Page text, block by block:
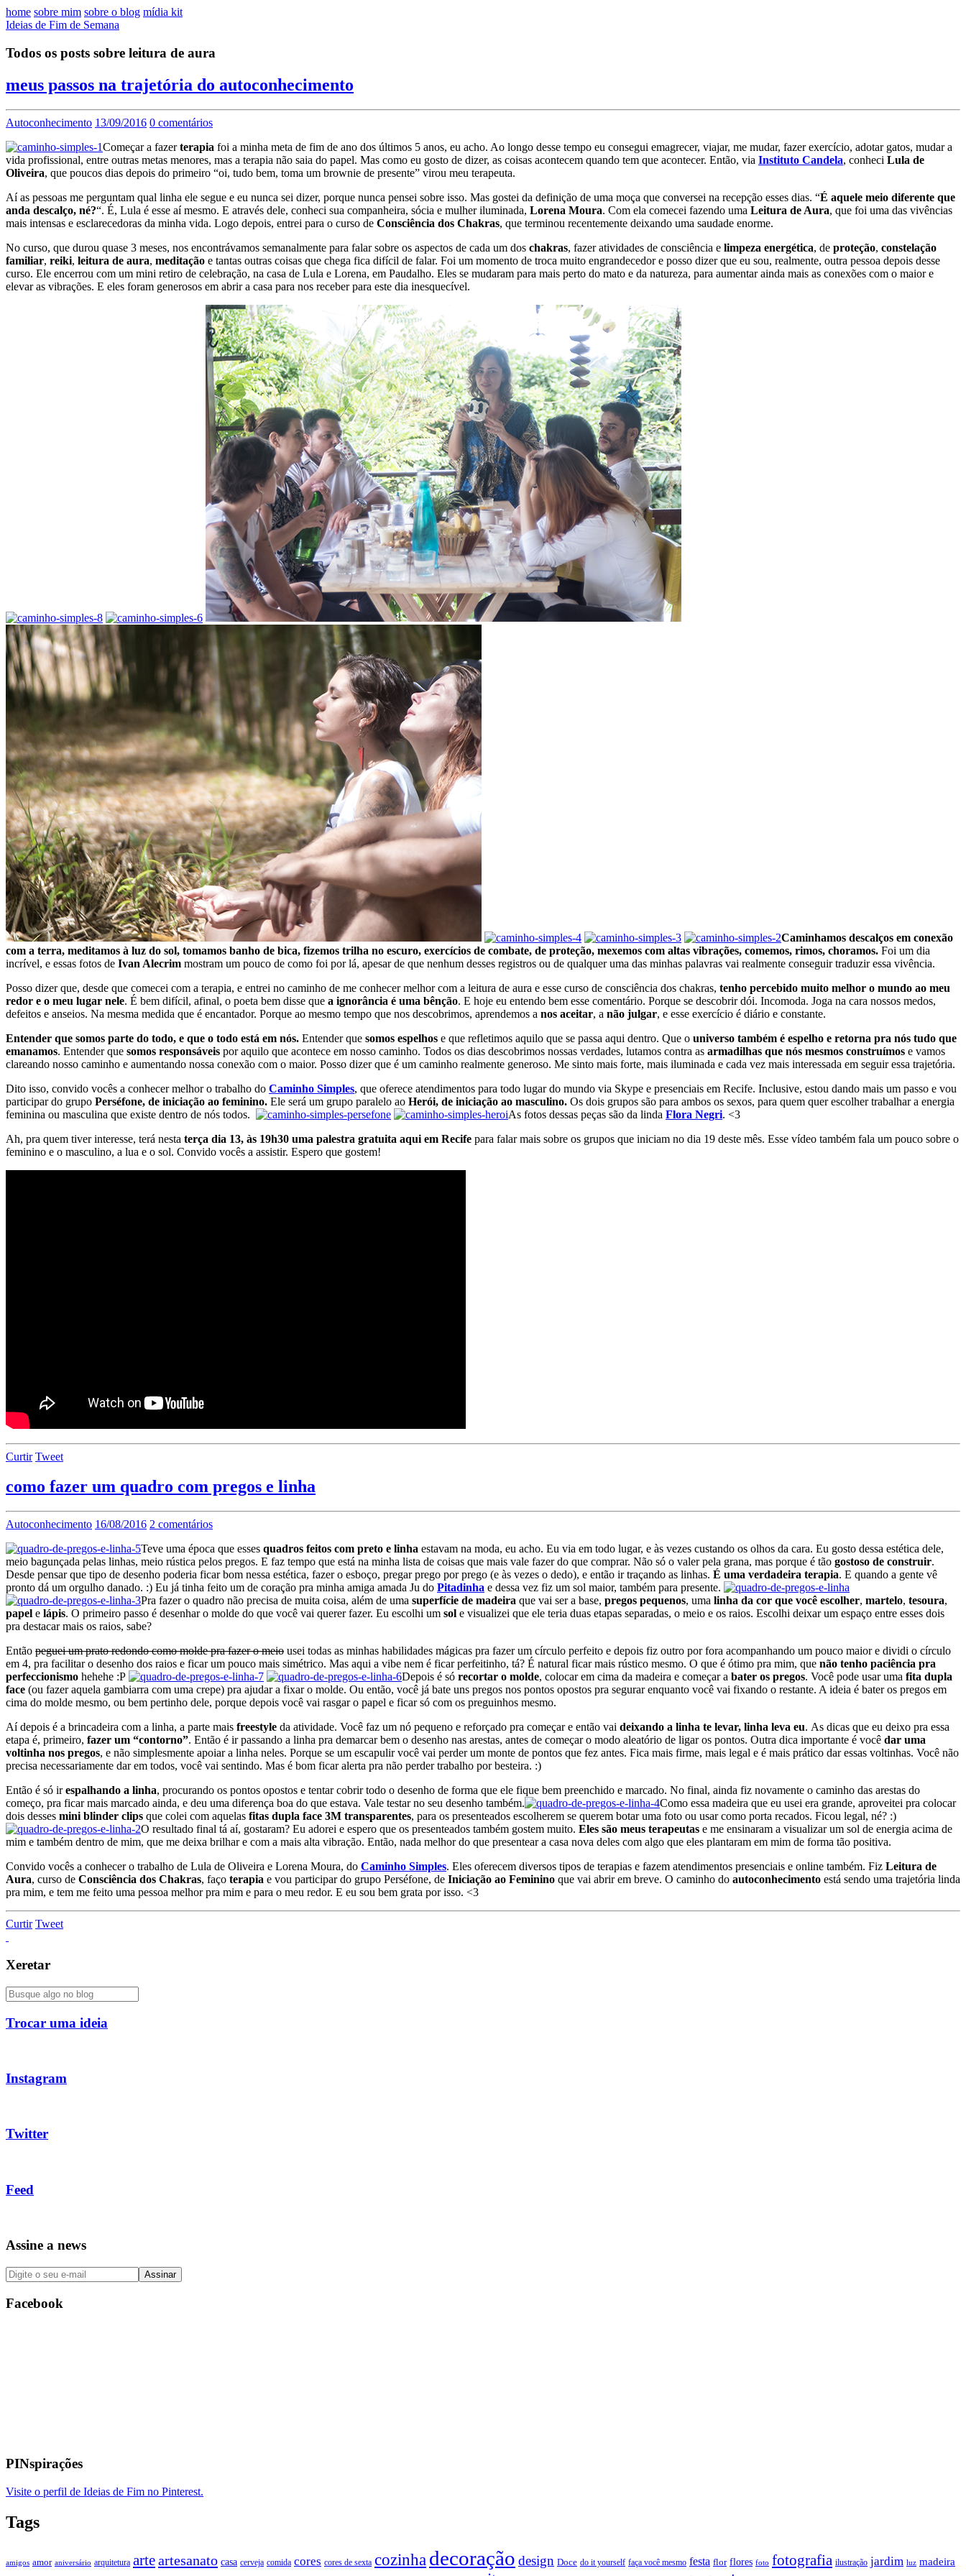
home sobre mim sobre o blog mídia kit
Ideias de Fim de Semana
Todos os posts sobre leitura de aura
meus passos na trajetória do autoconhecimento
Autoconhecimento 13/09/2016 0 comentários
Começar a fazerterapia foi a minha meta de fim de ano dos últimos 5 anos, eu acho. Ao longo desse tempo eu consegui emagrecer, viajar, me mudar, fazer exercício, adotar gatos, mudar a
vida profissional, entre outras metas menores, mas a terapia não saia do papel. Mas como eu gosto de dizer, as coisas acontecem quando tem que acontecer. Então, via Instituto Candela, conheci Lula de
Oliveira, que poucos dias depois do primeiro “oi, tudo bem, toma um brownie de presente” virou meu terapeuta.
Aí as pessoas me perguntam qual linha ele segue e eu nunca sei dizer, porque nunca pensei sobre isso. Mas gostei da definição de uma moça que conversei na recepção esses dias. “É aquele meio diferente que
anda descalço, né?“. É, Lula é esse aí mesmo. E através dele, conheci sua companheira, sócia e mulher iluminada, Lorena Moura. Com ela comecei fazendo uma Leitura de Aura, que foi uma das vivências
mais intensas e esclarecedoras da minha vida. Logo depois, entrei para o curso de Consciência dos Chakras, que terminou recentemente deixando uma saudade enorme.
No curso, que durou quase 3 meses, nos encontrávamos semanalmente para falar sobre os aspectos de cada um dos chakras, fazer atividades de consciência e limpeza energética, de proteção, constelação
familiar, reiki, leitura de aura, meditação e tantas outras coisas que chega fica difícil de falar. Foi um momento de troca muito engrandecedor e posso dizer que eu sou, realmente, outra pessoa depois desse
curso. Ele encerrou com um mini retiro de celebração, na casa de Lula e Lorena, em Paudalho. Eles se mudaram para mais perto do mato e da natureza, para aumentar ainda mais as conexões com o maior e
elevar as vibrações. E eles foram generosos em abrir a casa para nos receber para este dia inesquecível.
Caminhamos descalços em conexão
com a terra, meditamos à luz do sol, tomamos banho de bica, fizemos trilha no escuro, exercícios de combate, de proteção, mexemos com altas vibrações, comemos, rimos, choramos. Foi um dia
incrível, e essas fotos de Ivan Alecrim mostram um pouco de como foi por lá, apesar de que nenhum desses registros ou de qualquer uma das minhas palavras vai realmente conseguir traduzir essa vivência.
Posso dizer que, desde que comecei com a terapia, e entrei no caminho de me conhecer melhor com a leitura de aura e esse curso de consciência dos chakras, tenho percebido muito melhor o mundo ao meu
redor e o meu lugar nele. É bem difícil, afinal, o poeta bem disse que a ignorância é uma bênção. E hoje eu entendo bem esse comentário. Porque se descobrir dói. Incomoda. Joga na cara nossos medos,
defeitos e anseios. Na mesma medida que é encantador. Porque ao mesmo tempo que nos descobrimos, aprendemos a nos aceitar, a não julgar, e esse exercício é diário e constante.
Entender que somos parte do todo, e que o todo está em nós. Entender que somos espelhos e que refletimos aquilo que se passa aqui dentro. Que o universo também é espelho e retorna pra nós tudo que
emanamos. Entender que somos responsáveis por aquilo que acontece em nosso caminho. Todos os dias descobrimos nossas verdades, lutamos contra as armadilhas que nós mesmos construímos e vamos
clareando nosso caminho e aumentando nossa conexão com o maior. Posso dizer que é um caminho realmente generoso. Me sinto mais forte, mais iluminada e cada vez mais interessada em seguir essa trajetória.
Dito isso, convido vocês a conhecer melhor o trabalho do Caminho Simples, que oferece atendimentos para todo lugar do mundo via Skype e presenciais em Recife. Inclusive, estou dando mais um passo e vou
participar do grupo Perséfone, de iniciação ao feminino. Ele será um grupo paralelo ao Herói, de iniciação ao masculino. Os dois grupos são para ambos os sexos, para quem quer escolher trabalhar a energia
feminina ou masculina que existe dentro de nós todos.
As fotos dessas peças são da linda Flora Negri. <3
Ah, pra quem tiver interesse, terá nesta terça dia 13, às 19h30 uma palestra gratuita aqui em Recife para falar mais sobre os grupos que iniciam no dia 19 deste mês. Esse vídeo também fala um pouco sobre o
feminino e o masculino, a lua e o sol. Convido vocês a assistir. Espero que gostem!
Curtir Tweet
como fazer um quadro com pregos e linha
Autoconhecimento 16/08/2016 2 comentários
Teve uma época que esses quadros feitos com preto e linha estavam na moda, eu acho. Eu via em todo lugar, e às vezes custando os olhos da cara. Eu gosto dessa estética dele,
meio bagunçada pelas linhas, meio rústica pelos pregos. E faz tempo que está na minha lista de coisas que mais vale fazer do que comprar. Não só o valer pela grana, mas porque é tão gostoso de construir.
Desde pensar que tipo de desenho poderia ficar bom nessa estética, fazer o esboço, pregar prego por prego (e às vezes o dedo), e então ir traçando as linhas. É uma verdadeira terapia. E quando a gente vê
pronto dá um orgulho danado. :) Eu já tinha feito um de coração pra minha amiga amada Ju do Pitadinha e dessa vez fiz um sol maior, também para presente.
Pra fazer o quadro não precisa de muita coisa, além de uma superfície de madeira que vai ser a base, pregos pequenos, uma linha da cor que você escolher, martelo, tesoura,
papel e lápis. O primeiro passo é desenhar o molde do que você vai querer fazer. Eu escolhi um sol e visualizei que ele teria duas etapas separadas, o meio e os raios. Escolhi deixar um espaço entre esses dois
pra destacar mais os raios, sabe?
Então peguei um prato redondo como molde pra fazer o meio usei todas as minhas habilidades mágicas pra fazer um círculo perfeito e depois fiz outro por fora acompanhando um pouco maior e dividi o círculo
em 4, pra facilitar o desenho dos raios e ficar um pouco mais simétrico. Mas aqui a vibe nem é ficar perfeitinho, tá? É natural ficar mais rústico mesmo. O que é ótimo pra mim, que não tenho paciência pra
perfeccionismo hehehe :P Depois é só recortar o molde, colocar em cima da madeira e começar a bater os pregos. Você pode usar uma fita dupla
face (ou fazer aquela gambiarra com uma crepe) pra ajudar a fixar o molde. Ou então, você já bate uns pregos nos pontos opostos pra segurar enquanto você vai fixando o restante. A ideia é bater os pregos em
cima do molde mesmo, ou bem pertinho dele, porque depois você vai rasgar o papel e ficar só com os preguinhos mesmo.
Aí depois é a brincadeira com a linha, a parte mais freestyle da atividade. Você faz um nó pequeno e reforçado pra começar e então vai deixando a linha te levar, linha leva eu. As dicas que eu deixo pra essa
etapa é, primeiro, fazer um “contorno”. Então é ir passando a linha pra demarcar bem o desenho nas arestas, antes de começar o modo aleatório de ligar os pontos. Outra dica importante é você dar uma
voltinha nos pregos, e não simplesmente apoiar a linha neles. Porque se um escapulir você vai perder um monte de pontos que fez antes. Fica mais firme, mais legal e é mais prático dar essas voltinhas. Você não
precisa necessariamente dar em todos, você vai sentindo. Mas é bom ficar alerta pra não perder trabalho por besteira. :)
Então é só irespalhando a linha, procurando os pontos opostos e tentar cobrir todo o desenho de forma que ele fique bem preenchido e marcado. No final, ainda fiz novamente o caminho das arestas do
começo, pra ficar mais marcado ainda, e deu uma diferença boa do que estava. Vale testar no seu desenho também.
Como essa madeira que eu usei era grande, aproveitei pra colocar
dois desses mini blinder clips que colei com aquelas fitas dupla face 3M transparentes, para os presenteados escolherem se querem botar uma foto ou usar como porta recados. Ficou legal, né? :)
O resultado final tá aí, gostaram? Eu adorei e espero que os presenteados também gostem muito. Eles são meus terapeutas e me ensinaram a visualizar um sol de energia acima de
mim e também dentro de mim, que me deixa brilhar e com a mais alta vibração. Então, nada melhor do que presentear a casa nova deles com algo que eles plantaram em mim de forma tão positiva.
Convido vocês a conhecer o trabalho de Lula de Oliveira e Lorena Moura, do Caminho Simples. Eles oferecem diversos tipos de terapias e fazem atendimentos presenciais e online também. Fiz Leitura de
Aura, curso de Consciência dos Chakras, faço terapia e vou participar do grupo Perséfone, de Iniciação ao Feminino que vai abrir em breve. O caminho do autoconhecimento está sendo uma trajetória linda
pra mim, e tem me feito uma pessoa melhor pra mim e para o meu redor. E eu sou bem grata por isso. <3
Curtir Tweet
Xeretar
Trocar uma ideia
Instagram
Twitter
Feed
Assine a news
Facebook
PINspirações
Visite o perfil de Ideias de Fim no Pinterest.
Tags
amigos amor aniversário arquitetura arteartesanato casa cerveja comida cores cores de sexta cozinha decoração design Doce do it yourself faça você mesmo festa flor flores foto fotografia ilustração jardim luz madeira